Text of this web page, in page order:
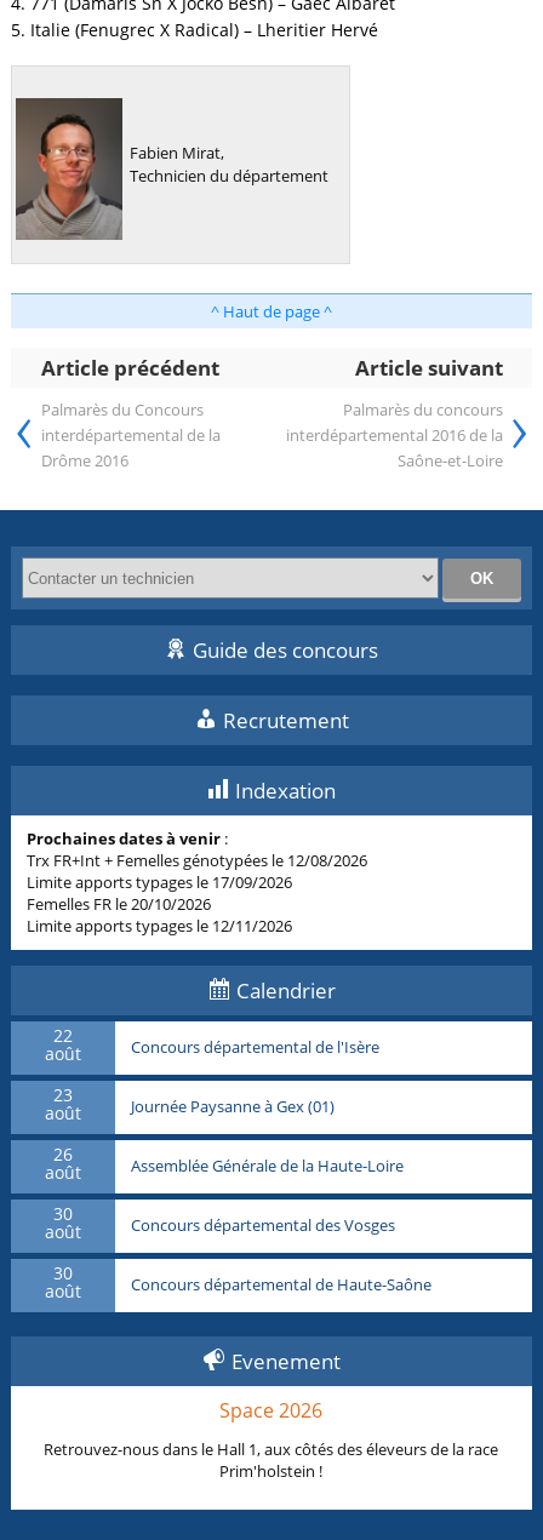
5. Italie (Fenugrec X Radical) – Lheritier Hervé
Fabien Mirat,
Technicien du département
^ Haut de page ^
Article précédent Article suivant
‹ Palmarès du Concours
interdépartemental de la
Drôme 2016
Palmarès du concours
interdépartemental 2016 de la
Saône-et-Loire ›
Guide des concours
Recrutement
Indexation
Prochaines dates à venir :
Trx FR+Int + Femelles génotypées le 12/08/2026
Limite apports typages le 17/09/2026
Femelles FR le 20/10/2026
Limite apports typages le 12/11/2026
Calendrier
22
août Concours départemental de l'Isère
23
août Journée Paysanne à Gex (01)
26
août Assemblée Générale de la Haute-Loire
30
août Concours départemental des Vosges
30
août Concours départemental de Haute-Saône
Evenement
Space 2026
Retrouvez-nous dans le Hall 1, aux côtés des éleveurs de la race
Prim'holstein !